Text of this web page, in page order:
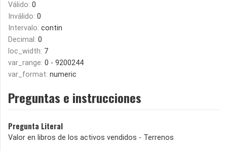
Válido: 0
Inválido: 0
Intervalo: contin
Decimal: 0
loc_width: 7
var_range: 0 - 9200244
var_format: numeric
Preguntas e instrucciones
Pregunta Literal
Valor en libros de los activos vendidos - Terrenos